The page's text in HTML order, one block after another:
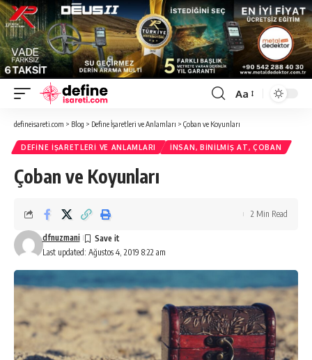
Font
Aa
defineisareti.com > Blog > Define İşaretleri ve Anlamları > Çoban ve Koyunları
DEFINE İŞARETLERI VE ANLAMLARI İNSAN, BINILMIŞ AT, ÇOBAN
Çoban ve Koyunları
Last updated: Ağustos 4, 2019 8:22 am
dfnuzmani
2 Min Read